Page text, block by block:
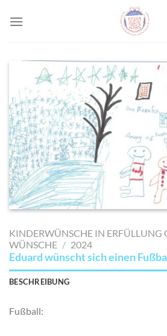
KINDERWÜNSCHE IN ERFÜLLUNG
WÜNSCHE / 2024
Eduard wünscht sich einen
BESCHREIBUNG
Fußball: